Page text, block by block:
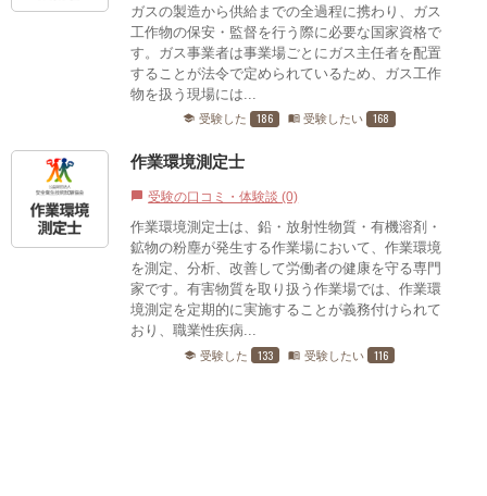
ガスの製造から供給までの全過程に携わり、ガス
工作物の保安・監督を行う際に必要な国家資格で
す。ガス事業者は事業場ごとにガス主任者を配置
することが法令で定められているため、ガス工作
物を扱う現場には...
school 受験した 186 menu_book 受験したい 168
作業環境測定士
chat_bubble 受験の口コミ・体験談 (0)
作業環境測定士は、鉛・放射性物質・有機溶剤・
鉱物の粉塵が発生する作業場において、作業環境
を測定、分析、改善して労働者の健康を守る専門
家です。有害物質を取り扱う作業場では、作業環
境測定を定期的に実施することが義務付けられて
おり、職業性疾病...
school 受験した 133 menu_book 受験したい 116